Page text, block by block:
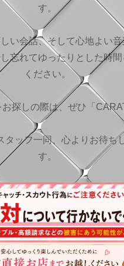
す。
い会話、そして心地よい
忘れてゆったりとした時間
ください。
探しの際は、ぜひ「
タッフ一同、心よりお待ち
す。